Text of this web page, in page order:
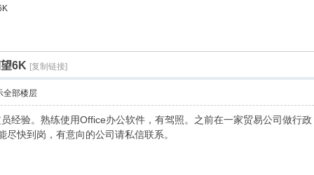
6K [复制链接]
全部楼层
经验。熟练使用Office办公软件，有驾照。之前在一家贸易公司做行
快到岗，有意向的公司请私信联系。